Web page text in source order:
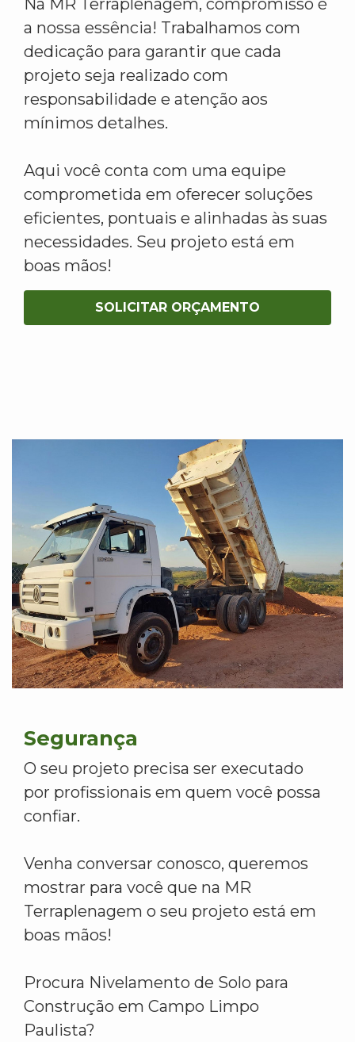
Na MR Terraplenagem, compromisso é
a nossa essência! Trabalhamos com
dedicação para garantir que cada
projeto seja realizado com
responsabilidade e atenção aos
mínimos detalhes.
Aqui você conta com uma equipe
comprometida em oferecer soluções
eficientes, pontuais e alinhadas às suas
necessidades. Seu projeto está em
boas mãos!
SOLICITAR ORÇAMENTO
Segurança
O seu projeto precisa ser executado
por profissionais em quem você possa
confiar.
Venha conversar conosco, queremos
mostrar para você que na MR
Terraplenagem o seu projeto está em
boas mãos!
Procura Nivelamento de Solo para
Construção em Campo Limpo
Paulista?